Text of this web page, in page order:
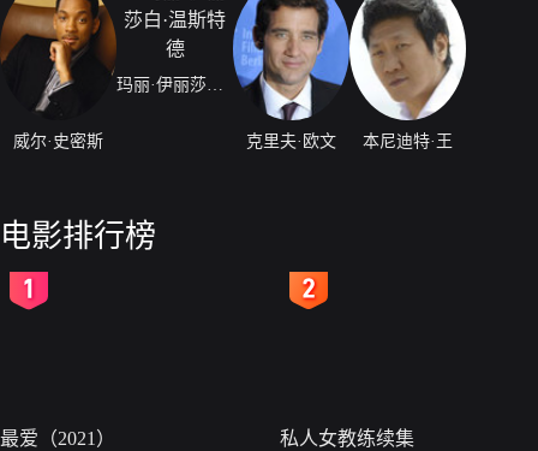
威尔·史密斯
玛丽·伊丽莎白·温斯特德
克里夫·欧文 本尼迪特·王
电影排行榜
最爱（2021） 私人女教练续集